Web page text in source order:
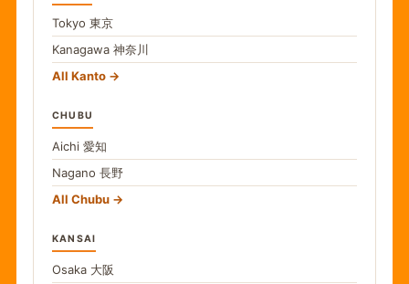
Tokyo 東京
Kanagawa 神奈川
All Kanto
CHUBU
Aichi 愛知
Nagano 長野
All Chubu
KANSAI
Osaka 大阪